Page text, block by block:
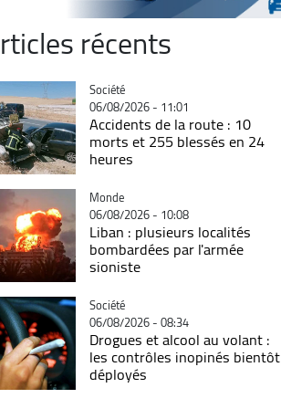
récents
Catégorie
Société
06/08/2026 - 11:01
Accidents de la route : 10
morts et 255 blessés en 24
heures
Catégorie
Monde
06/08/2026 - 10:08
Liban : plusieurs localités
bombardées par l'armée
sioniste
Catégorie
Société
06/08/2026 - 08:34
Drogues et alcool au volant :
les contrôles inopinés bientôt
déployés